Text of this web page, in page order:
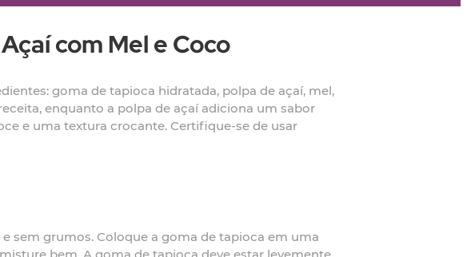
com Mel e Coco
goma de tapioca hidratada, polpa de açaí, mel,
enquanto a polpa de açaí adiciona um sabor
e uma textura crocante. Certifique-se de usar
sem grumos. Coloque a goma de tapioca em uma
bem. A goma de tapioca deve estar levemente